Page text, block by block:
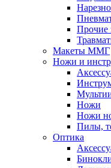
Прочие
Макеты ММГ
Ножи и
Ножи
Ножи
Пилы,
Оптика